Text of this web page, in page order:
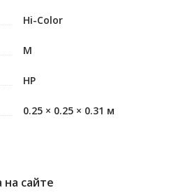
Hi-Color
M
HP
0.25 × 0.25 × 0.31 м
на сайте